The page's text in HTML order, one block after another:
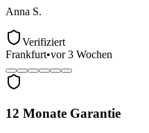
Anna S.
Verifiziert
Frankfurt•vor 3 Wochen
12 Monate Garantie